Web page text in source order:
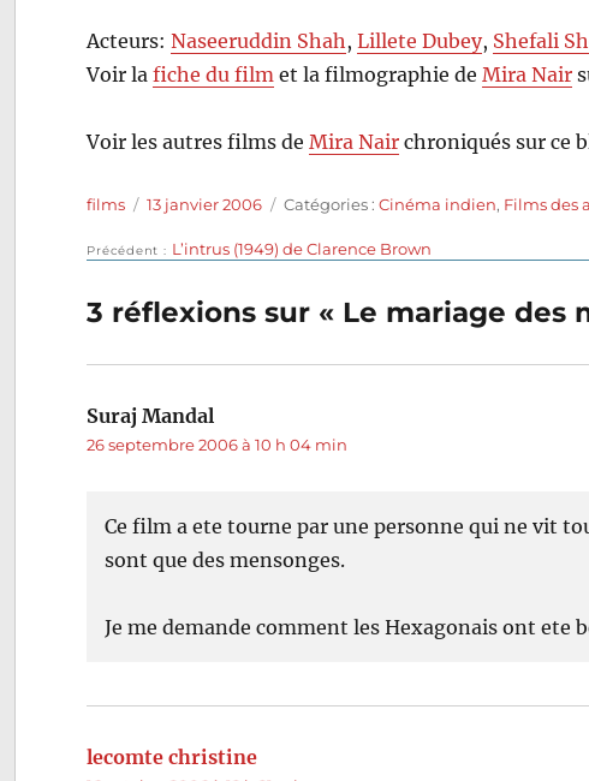
Acteurs:Naseeruddin Shah ,Lillete Dubey, Shefali
Voir lafiche du film et la filmographie deMira Nair
Voir les autres films deMira Nair chroniqués sur ce
Auteur
films
Publié
13 janvier 2006 Catégories
Catégories :Cinéma indien, Films des
Navigation
de
l’article
Précédent
Publication
L’intrus (1949) de Clarence Brown
3 réflexions sur « Le mariage des
Suraj Mandal
26 septembre 2006 à 10 h 04 min
Ce film a ete tourne par une personne qui ne vit
sont que des mensonges.
Je me demande comment les Hexagonais ont ete
lecomte christine